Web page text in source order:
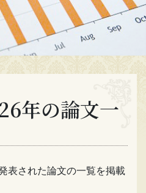
年の論文一
表された論文の一覧を掲載